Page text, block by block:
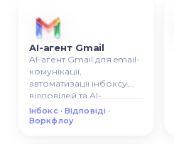
AI-агент Gmail
AI-агент Gmail для email-
комунікації,
автоматизації інбоксу,
відповідей та AI-
сценаріїв роботи з
поштою.
Інбокс · Відповіді ·
Воркфлоу